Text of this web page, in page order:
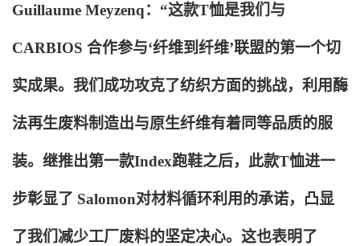
Guillaume Meyzenq：“这款T恤是我们与
CARBIOS 合作参与‘纤维到纤维’联盟的第一个切
实成果。我们成功攻克了纺织方面的挑战，利用酶
法再生废料制造出与原生纤维有着同等品质的服
装。继推出第一款Index跑鞋之后，此款T恤进一
步彰显了 Salomon对材料循环利用的承诺，凸显
了我们减少工厂废料的坚定决心。这也表明了